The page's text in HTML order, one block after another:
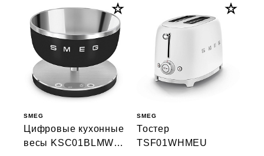
SMEG
Цифровые кухонные
весы KSC01BLMWW,
SMEG
Тостер
TSF01WHMEU